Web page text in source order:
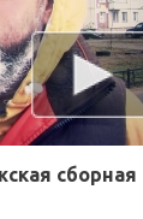
сборная